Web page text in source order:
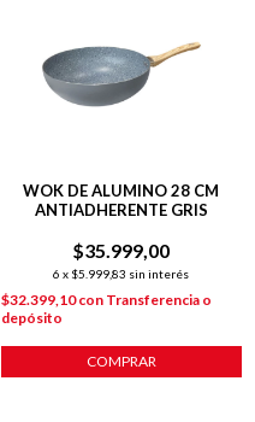
WOK DE ALUMINO 28 CM
ANTIADHERENTE GRIS
$35.999,00
6 x $5.999,83 sin interés
$32.399,10con Transferencia o
depósito
COMPRAR